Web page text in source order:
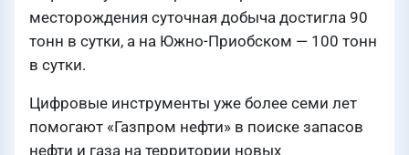
месторождения суточная добыча достигла 90
тонн в сутки, а на Южно-Приобском — 100 тонн
в сутки.
Цифровые инструменты уже более семи лет
помогают «Газпром нефти» в поиске запасов
нефти и газа на территории новых